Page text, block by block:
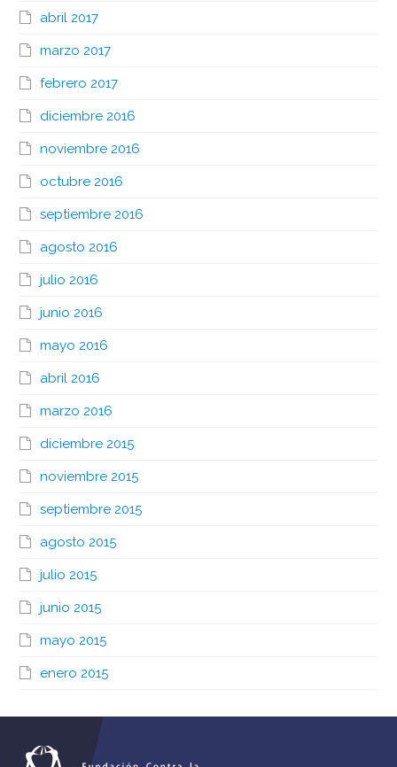
abril 2017
marzo 2017
febrero 2017
diciembre 2016
noviembre 2016
octubre 2016
septiembre 2016
agosto 2016
julio 2016
junio 2016
mayo 2016
abril 2016
marzo 2016
diciembre 2015
noviembre 2015
septiembre 2015
agosto 2015
julio 2015
junio 2015
mayo 2015
enero 2015